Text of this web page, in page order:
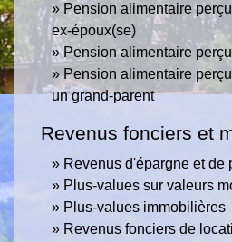
Pension alimentaire
ex-époux(se)
Pension alimentaire
Pension alimentaire
un grand-parent
Revenus fonciers et
Revenus d'épargne et de
Plus-values sur valeurs
Plus-values immobilières
Revenus fonciers de